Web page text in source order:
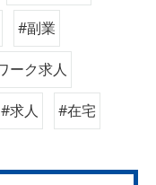
#副業
ーク求人
#求人 #在宅